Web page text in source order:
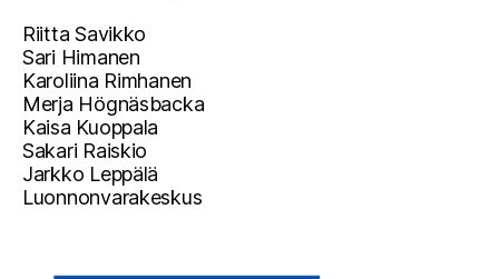
Riitta Savikko
Sari Himanen
Karoliina Rimhanen
Merja Högnäsbacka
Kaisa Kuoppala
Sakari Raiskio
Jarkko Leppälä
Luonnonvarakeskus